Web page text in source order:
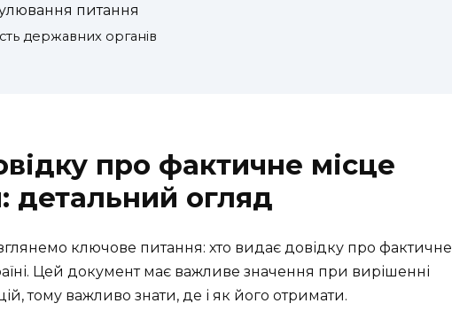
питання
державних органів
про фактичне місце
детальний огляд
ключове питання: хто видає довідку про фактичне
Цей документ має важливе значення при вирішенні
тому важливо знати, де і як його отримати.